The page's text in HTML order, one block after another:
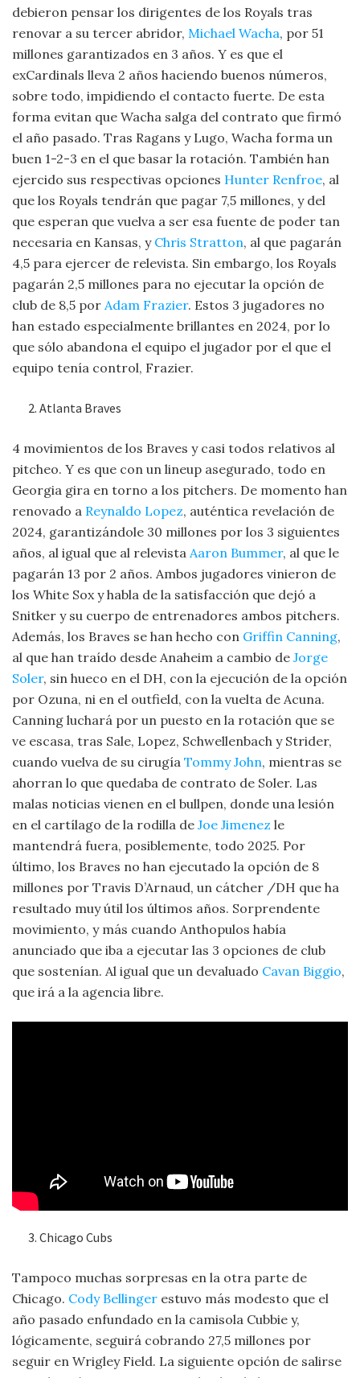
debieron pensar los dirigentes de los Royals tras
renovar a su tercer abridor, Michael Wacha, por 51
millones garantizados en 3 años. Y es que el
exCardinals lleva 2 años haciendo buenos números,
sobre todo, impidiendo el contacto fuerte. De esta
forma evitan que Wacha salga del contrato que firmó
el año pasado. Tras Ragans y Lugo, Wacha forma un
buen 1-2-3 en el que basar la rotación. También han
ejercido sus respectivas opciones Hunter Renfroe, al
que los Royals tendrán que pagar 7,5 millones, y del
que esperan que vuelva a ser esa fuente de poder tan
necesaria en Kansas, y Chris Stratton, al que pagarán
4,5 para ejercer de relevista. Sin embargo, los Royals
pagarán 2,5 millones para no ejecutar la opción de
club de 8,5 por Adam Frazier. Estos 3 jugadores no
han estado especialmente brillantes en 2024, por lo
que sólo abandona el equipo el jugador por el que el
equipo tenía control, Frazier.
Atlanta Braves
4 movimientos de los Braves y casi todos relativos al
pitcheo. Y es que con un lineup asegurado, todo en
Georgia gira en torno a los pitchers. De momento han
renovado a Reynaldo Lopez, auténtica revelación de
2024, garantizándole 30 millones por los 3 siguientes
años, al igual que al relevista Aaron Bummer, al que le
pagarán 13 por 2 años. Ambos jugadores vinieron de
los White Sox y habla de la satisfacción que dejó a
Snitker y su cuerpo de entrenadores ambos pitchers.
Además, los Braves se han hecho con Griffin Canning,
al que han traído desde Anaheim a cambio de Jorge
Soler, sin hueco en el DH, con la ejecución de la opción
por Ozuna, ni en el outfield, con la vuelta de Acuna.
Canning luchará por un puesto en la rotación que se
ve escasa, tras Sale, Lopez, Schwellenbach y Strider,
cuando vuelva de su cirugía Tommy John, mientras se
ahorran lo que quedaba de contrato de Soler. Las
malas noticias vienen en el bullpen, donde una lesión
en el cartílago de la rodilla de Joe Jimenez le
mantendrá fuera, posiblemente, todo 2025. Por
último, los Braves no han ejecutado la opción de 8
millones por Travis D’Arnaud, un cátcher /DH que ha
resultado muy útil los últimos años. Sorprendente
movimiento, y más cuando Anthopulos había
anunciado que iba a ejecutar las 3 opciones de club
que sostenían. Al igual que un devaluado Cavan Biggio,
que irá a la agencia libre.
Chicago Cubs
Tampoco muchas sorpresas en la otra parte de
Chicago. Cody Bellinger estuvo más modesto que el
año pasado enfundado en la camisola Cubbie y,
lógicamente, seguirá cobrando 27,5 millones por
seguir en Wrigley Field. La siguiente opción de salirse